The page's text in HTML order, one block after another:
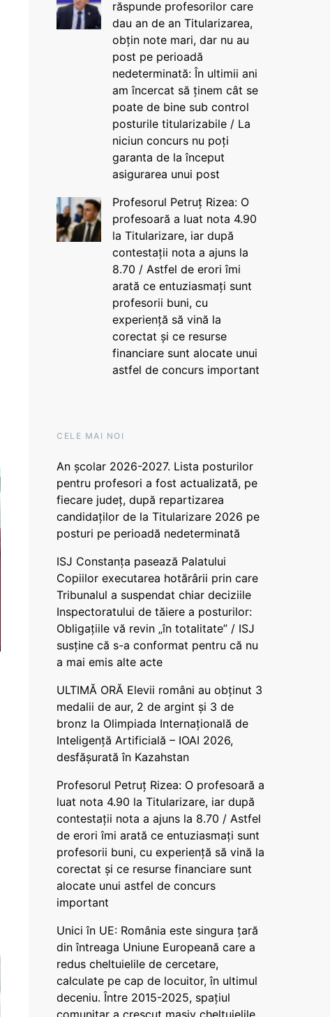
răspunde profesorilor care
dau an de an Titularizarea,
obțin note mari, dar nu au
post pe perioadă
nedeterminată: În ultimii ani
am încercat să ținem cât se
poate de bine sub control
posturile titularizabile / La
niciun concurs nu poți
garanta de la început
asigurarea unui post
Profesorul Petruț Rizea: O
profesoară a luat nota 4.90
la Titularizare, iar după
contestații nota a ajuns la
8.70 / Astfel de erori îmi
arată ce entuziasmați sunt
profesorii buni, cu
experiență să vină la
corectat și ce resurse
financiare sunt alocate unui
astfel de concurs important
CELE MAI NOI
An școlar 2026-2027. Lista posturilor
pentru profesori a fost actualizată, pe
fiecare județ, după repartizarea
candidaților de la Titularizare 2026 pe
posturi pe perioadă nedeterminată
ISJ Constanța pasează Palatului
Copiilor executarea hotărârii prin care
Tribunalul a suspendat chiar deciziile
Inspectoratului de tăiere a posturilor:
Obligațiile vă revin „în totalitate” / ISJ
susține că s-a conformat pentru că nu
a mai emis alte acte
ULTIMĂ ORĂ Elevii români au obținut 3
medalii de aur, 2 de argint și 3 de
bronz la Olimpiada Internațională de
Inteligență Artificială – IOAI 2026,
desfășurată în Kazahstan
Profesorul Petruț Rizea: O profesoară a
luat nota 4.90 la Titularizare, iar după
contestații nota a ajuns la 8.70 / Astfel
de erori îmi arată ce entuziasmați sunt
profesorii buni, cu experiență să vină la
corectat și ce resurse financiare sunt
alocate unui astfel de concurs
important
Unici în UE: România este singura țară
din întreaga Uniune Europeană care a
redus cheltuielile de cercetare,
calculate pe cap de locuitor, în ultimul
deceniu. Între 2015-2025, spațiul
comunitar a crescut masiv cheltuielile